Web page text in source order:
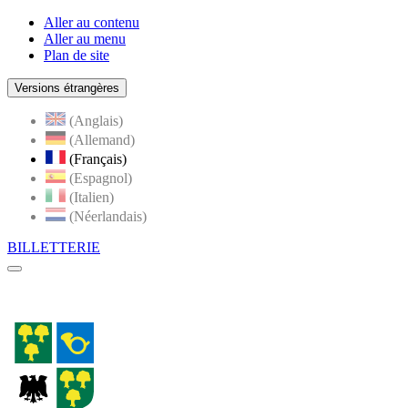
Aller au contenu
Aller au menu
Plan de site
Versions étrangères
(Anglais)
(Allemand)
(Français)
(Espagnol)
(Italien)
(Néerlandais)
BILLETTERIE
Menu